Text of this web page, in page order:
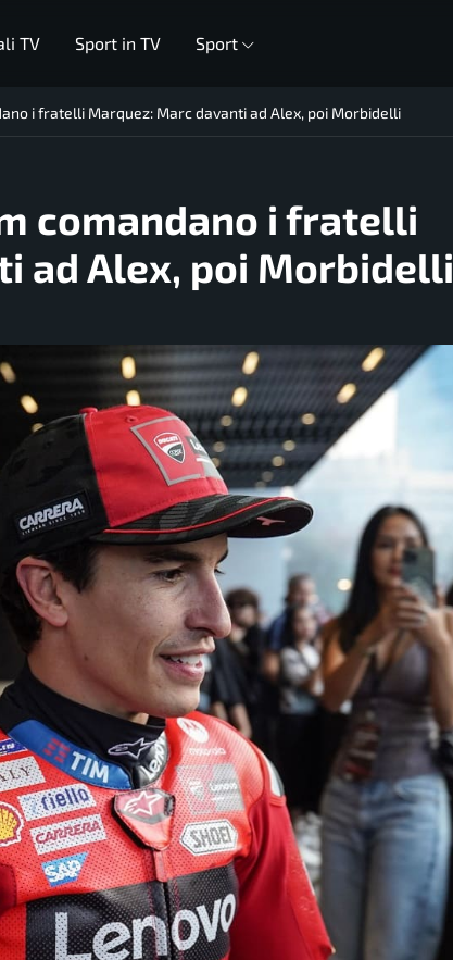
TV Sport in TV Sport
i fratelli Marquez: Marc davanti ad Alex, poi Morbidelli
comandano i fratelli
ad Alex, poi Morbidelli